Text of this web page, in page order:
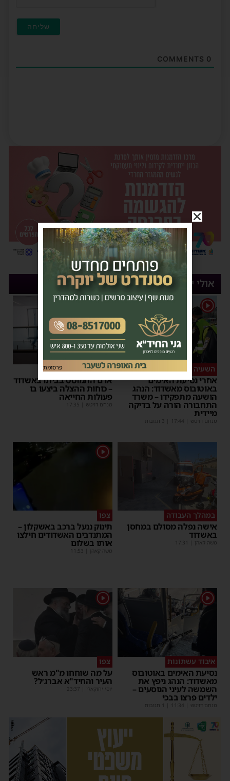
0
אולי יעניין אותך
1
השעיה מיידית
אחרי נסיעת האימים
באוטובוס מאשדוד: הנהג
הושעה מתפקידו – משרד
התחבורה הורה על בדיקה
מיידית
מנחם דויטש 17:44
ליבו שב לפעום
אדם התמוטט בביתו באשדוד
– כוחות ההצלה ביצעו בו
פעולות החייאה
מנחם דויטש 17:35
במהלך העבודה
אישה נפלה מסולם במחסן
באשדוד
משה קאהן 17:31
1
צפו
תינוק ננעל ברכב באשקלון –
המתנדבים האשדודים חילצו
אותו בשלום
משה קאהן 11:53
1
איבוד עשתונות
נסיעת האימים באוטובוס
מאשדוד: הנהג ניפץ את
השמשה לעיני הנוסעים –
ילדים פרצו בבכי
מנחם דויטש 11:34
1
צפו
על מה שוחחו מ"מ ראש
העיר והחיד"א אברג׳ל?
יוסי יחזקאלי 23:37
פרסומת